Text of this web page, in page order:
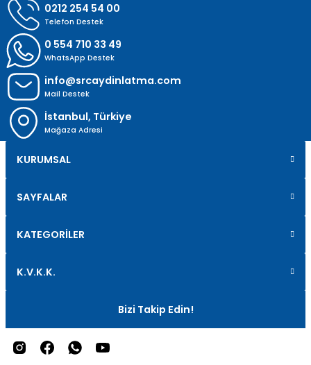
0212 254 54 00
Telefon Destek
0 554 710 33 49
WhatsApp Destek
info@srcaydinlatma.com
Mail Destek
İstanbul, Türkiye
Mağaza Adresi
KURUMSAL
SAYFALAR
KATEGORİLER
K.V.K.K.
Bizi Takip Edin!